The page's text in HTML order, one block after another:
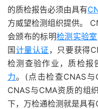
的质检报告必须由具有
方威望检测组织提供。
会颁布的标明检测实验室
国计量认证 ，只要获得
检测查验作业，质检报
力。(点击检查CNAS
CNAS与CMA资质的组
下，万检通检测就是具